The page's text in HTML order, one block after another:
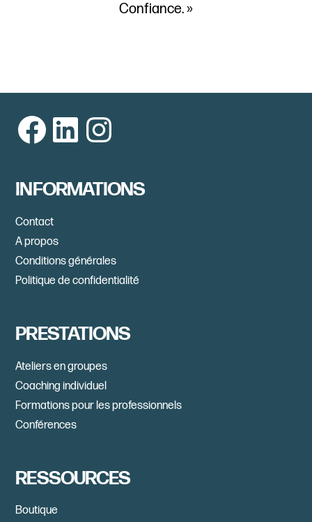
Confiance. »
Facebook
LinkedIn
Instagram
INFORMATIONS
Contact
A propos
Conditions générales
Politique de confidentialité
PRESTATIONS
Ateliers en groupes
Coaching individuel
Formations pour les professionnels
Conférences
RESSOURCES
Boutique